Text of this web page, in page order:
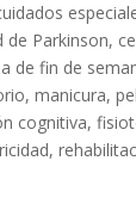
de Parkinson,
de fin de
manicura,
cognitiva,